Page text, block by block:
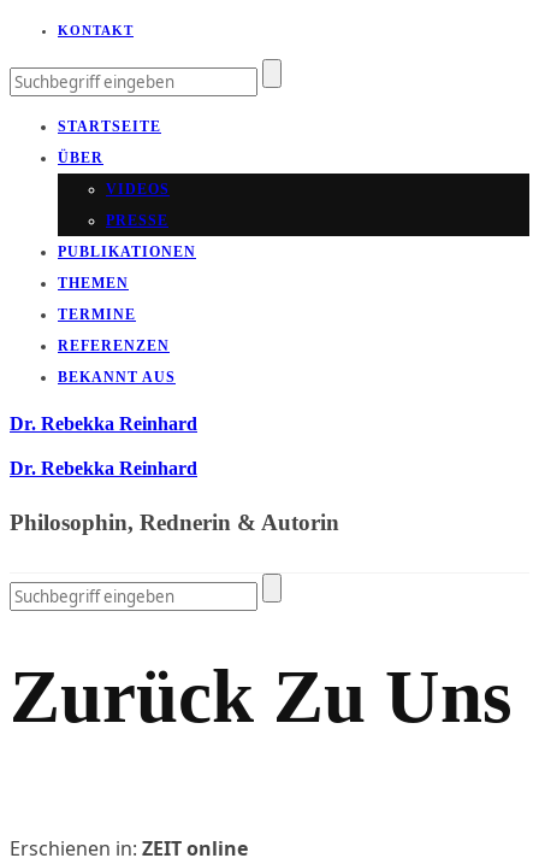
KONTAKT
STARTSEITE
ÜBER
VIDEOS
PRESSE
PUBLIKATIONEN
THEMEN
TERMINE
REFERENZEN
BEKANNT AUS
Dr. Rebekka Reinhard
Dr. Rebekka Reinhard
Philosophin, Rednerin & Autorin
Zurück Zu Uns
Erschienen in: ZEIT online